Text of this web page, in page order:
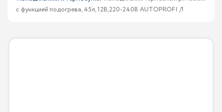
с функцией подогрева, 45л, 12В,220-240В AUTOPROFI /1